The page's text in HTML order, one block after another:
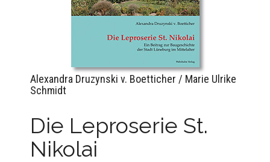
Alexandra Druzynski v. Boetticher / Marie Ulrike
Schmidt
Die Leproserie St.
Nikolai